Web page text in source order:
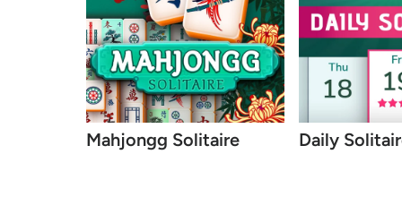
Mahjongg Solitaire Daily